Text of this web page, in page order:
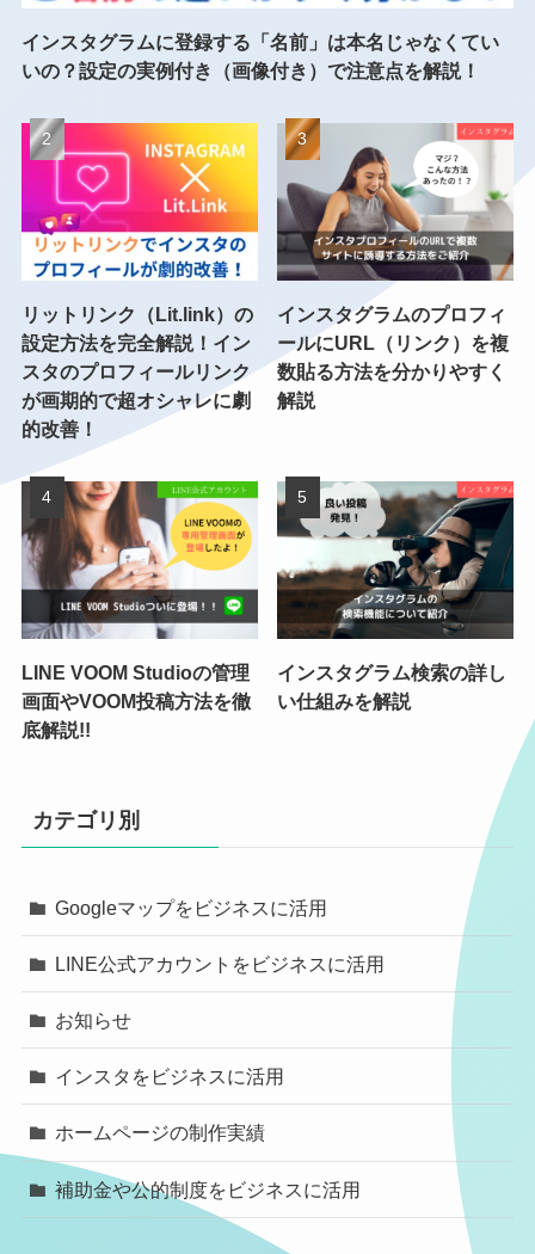
インスタグラムに登録する「名前」は本名じゃなくてい
いの？設定の実例付き（画像付き）で注意点を解説！
リットリンク（Lit.link）の
設定方法を完全解説！イン
スタのプロフィールリンク
が画期的で超オシャレに劇
的改善！
インスタグラムのプロフィ
ールにURL（リンク）を複
数貼る方法を分かりやすく
解説
LINE VOOM Studioの管理
画面やVOOM投稿方法を徹
底解説!!
インスタグラム検索の詳し
い仕組みを解説
カテゴリ別
Googleマップをビジネスに活用
LINE公式アカウントをビジネスに活用
お知らせ
インスタをビジネスに活用
ホームページの制作実績
補助金や公的制度をビジネスに活用